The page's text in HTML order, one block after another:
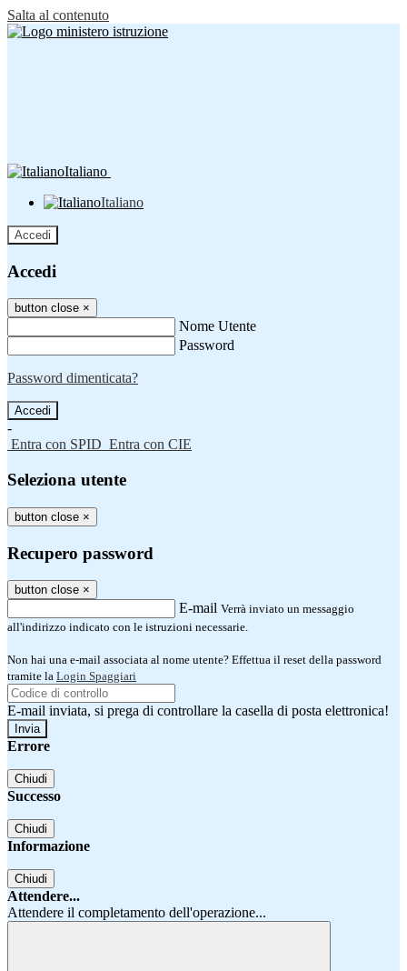
Salta al contenuto
Italiano
Italiano
Accedi
Accedi
button close ×
Nome Utente
Password
Password dimenticata?
-
Entra con SPID Entra con CIE
Seleziona utente
button close ×
Recupero password
button close ×
E-mail Verrà inviato un messaggio
all'indirizzo indicato con le istruzioni necessarie.
Non hai una e-mail associata al nome utente? Effettua il reset della password
tramite la Login Spaggiari
E-mail inviata, si prega di controllare la casella di posta elettronica!
Errore
Chiudi
Successo
Chiudi
Informazione
Chiudi
Attendere...
Attendere il completamento dell'operazione...